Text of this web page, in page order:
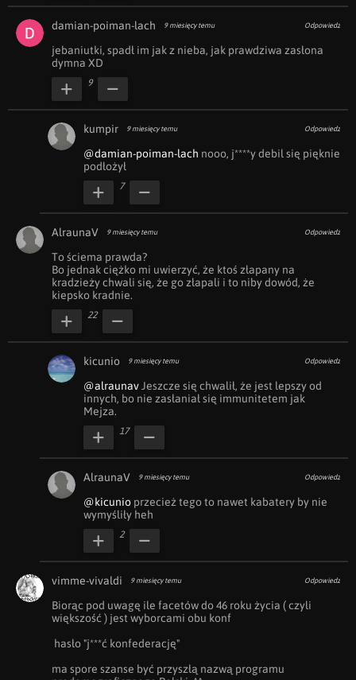
damian-poiman-lach 9 miesięcy temu Odpowiedz
jebaniutki, spadł im jak z nieba, jak prawdziwa zasłona
dymna XD
9
kumpir 9 miesięcy temu Odpowiedz
@damian-poiman-lach nooo, j****y debil się pięknie
podłożył
7
AlraunaV 9 miesięcy temu Odpowiedz
To ściema prawda?
Bo jednak ciężko mi uwierzyć, że ktoś złapany na
kradzieży chwali się, że go złapali i to niby dowód, że
kiepsko kradnie.
22
kicunio 9 miesięcy temu Odpowiedz
@alraunav Jeszcze się chwalił, że jest lepszy od
innych, bo nie zasłaniał się immunitetem jak
Mejza.
17
AlraunaV 9 miesięcy temu Odpowiedz
@kicunio przecież tego to nawet kabatery by nie
wymyśliły heh
2
vimme-vivaldi 9 miesięcy temu Odpowiedz
Biorąc pod uwagę ile facetów do 46 roku życia ( czyli
większość ) jest wyborcami obu konf
ma spore szanse być przyszłą nazwą programu